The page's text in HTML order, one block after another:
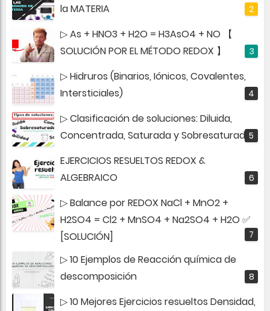
la MATERIA
▷ As + HNO3 + H2O = H3AsO4 + NO 【
SOLUCIÓN POR EL MÉTODO REDOX 】
▷ Hidruros (Binarios, Iónicos, Covalentes,
Intersticiales)
▷ Clasificación de soluciones: Diluida,
Concentrada, Saturada y Sobresaturada
EJERCICIOS RESUELTOS REDOX &
ALGEBRAICO
▷ Balance por REDOX NaCl + MnO2 +
H2SO4 = Cl2 + MnSO4 + Na2SO4 + H2O ✅
[SOLUCIÓN]
▷ 10 Ejemplos de Reacción química de
descomposición
▷ 10 Mejores Ejercicios resueltos Densidad,